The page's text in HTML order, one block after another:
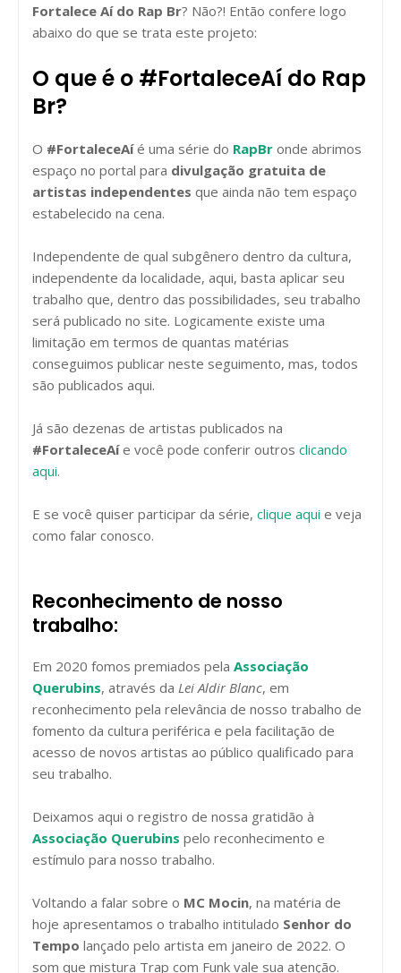
Fortalece Aí do Rap Br? Não?! Então confere logo
abaixo do que se trata este projeto:
O que é o #FortaleceAí do Rap
Br?
O #FortaleceAíé uma série do RapBr onde abrimos
espaço no portal para divulgação gratuita de
artistas independentes que ainda não tem espaço
estabelecido na cena.
Independente de qual subgênero dentro da cultura,
independente da localidade, aqui, basta aplicar seu
trabalho que, dentro das possibilidades, seu trabalho
será publicado no site. Logicamente existe uma
limitação em termos de quantas matérias
conseguimos publicar neste seguimento, mas, todos
são publicados aqui.
Já são dezenas de artistas publicados na
#FortaleceAíe você pode conferir outros clicando
aqui.
E se você quiser participar da série, clique aqui e veja
como falar conosco.
Reconhecimento de nosso
trabalho:
Em 2020 fomos premiados pela Associação
Querubins, através da Lei Aldir Blanc, em
reconhecimento pela relevância de nosso trabalho de
fomento da cultura periférica e pela facilitação de
acesso de novos artistas ao público qualificado para
seu trabalho.
Deixamos aqui o registro de nossa gratidão à
Associação Querubins pelo reconhecimento e
estímulo para nosso trabalho.
Voltando a falar sobre o MC Mocin, na matéria de
hoje apresentamos o trabalho intitulado Senhor do
Tempo lançado pelo artista em janeiro de 2022. O
som que mistura Trap com Funk vale sua atenção.